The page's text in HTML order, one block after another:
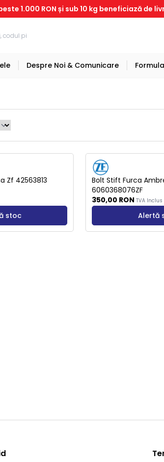
1.000 RON și sub 10 kg beneficiază de
Despre Noi & Comunicare
Zf 42563813
stoc
Stoc Epuizat
Bolt Stift Furca
6060368076ZF
350,00 RON TVA Inclus
Alertă